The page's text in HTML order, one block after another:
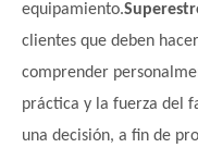
equipamiento.
clientes que deben
comprender
práctica y la fuerza del
una decisión, a fin de